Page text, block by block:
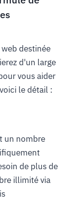
destinée
d'un large
vous aider
le détail :
un nombre
de plus de
illimité via